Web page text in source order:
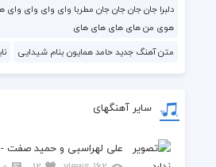
دلبرا جان جان جان جان مطربا وای وای وای
هوی من های های های های
متن آهنگ جدید حامد همایون بنام شیدایی
سایر آهنگهای
علی لهراسبی و حمید